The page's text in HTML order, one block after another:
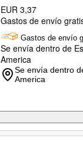
EUR 3,37
Gastos de envío
Gastos de envío
Se envía dentro de
America
Se envía dentro
America